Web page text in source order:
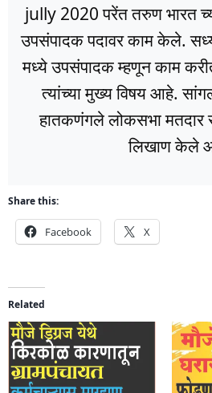
jully 2020 परेंत तरुण भारत
उपसंपादक पदावर काम केले.
मध्ये उपसंपादक म्हणून काम
त्यांच्या मुख्य विषय आहे.
हातकणंगले लोकसभा मतदार
लिखाण केले
Share this:
Facebook X
Related